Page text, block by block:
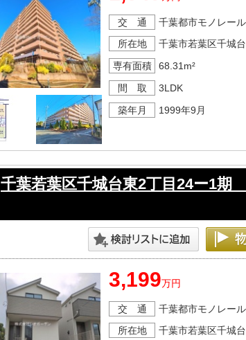
交 通 千葉都市モノレール
所在地
千葉市若葉区千城
専有面積
68.31m²
間 取
3LDK
築年月
1999年9月
千葉若葉区千城台東2丁目24ー1期
3,199万円
交 通 千葉都市モノレール
所在地
千葉市若葉区千城